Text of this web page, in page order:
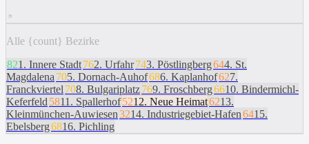
Alle {count} Bezirke
821 . Innere Stadt762. Urfahr743. Pöstlingberg644. St.
Magdalena 705. Dornach-Auhof686. Kaplanhof627.
Franckviertel 708. Bulgariplatz769. Froschberg6610. Bindermichl-
Keferfeld 5811 . Spallerhof5212. Neue Heimat6213.
Kleinmünchen-Auwiesen3214. Industriegebiet-Hafen6415.
Ebelsberg6816. Pichling